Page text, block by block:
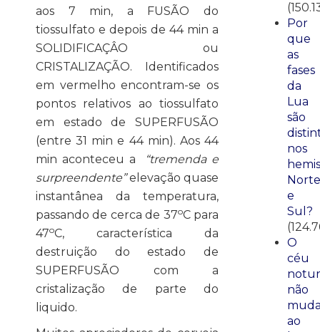
aos 7 min, a FUSÃO do
tiossulfato e depois de 44 min a
SOLIDIFICAÇÂO ou
CRISTALIZAÇÃO. Identificados
em vermelho encontram-se os
pontos relativos ao tiossulfato
em estado de SUPERFUSÃO
(entre 31 min e 44 min). Aos 44
min aconteceu a
“tremenda e
surpreendente”elevação quase
instantânea da temperatura,
passando de cerca de 37oC para
47oC, característica da
destruição do estado de
SUPERFUSÃO com a
cristalização de parte do
liquido.
Por
que
as
fases
da
Lua
são
nos
Norte
e
Sul?
O
céu
não
ao